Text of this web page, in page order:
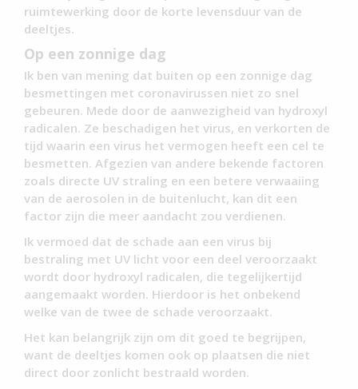
ruimtewerking door de korte levensduur van de
deeltjes.
Op een zonnige dag
Ik ben van mening dat buiten op een zonnige dag
besmettingen met coronavirussen niet zo snel
gebeuren. Mede door de aanwezigheid van hydroxyl
radicalen. Ze beschadigen het virus, en verkorten de
tijd waarin een virus het vermogen heeft een cel te
besmetten. Afgezien van andere bekende factoren
zoals directe UV straling en een betere verwaaiing
van de aerosolen in de buitenlucht, kan dit een
factor zijn die meer aandacht zou verdienen.
Ik vermoed dat de schade aan een virus bij
bestraling met UV licht voor een deel veroorzaakt
wordt door hydroxyl radicalen, die tegelijkertijd
aangemaakt worden. Hierdoor is het onbekend
welke van de twee de schade veroorzaakt.
Het kan belangrijk zijn om dit goed te begrijpen,
want de deeltjes komen ook op plaatsen die niet
direct door zonlicht bestraald worden.